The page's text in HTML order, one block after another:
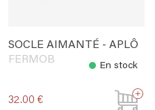
SOCLE AIMANTÉ - APLÔ
FERMOB
En stock
32.00 €